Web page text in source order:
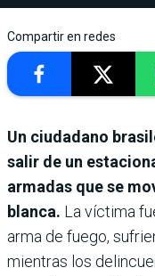
Compartir en redes
Un ciudadano
salir de un
armadas que se
blanca. La víctima
arma de fuego,
mientras los